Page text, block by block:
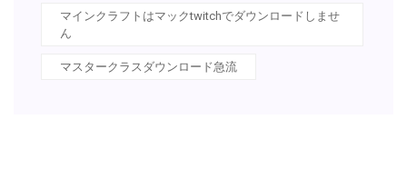
マインクラフトはマックtwitchでダウンロードしませ
ん
マスタークラスダウンロード急流